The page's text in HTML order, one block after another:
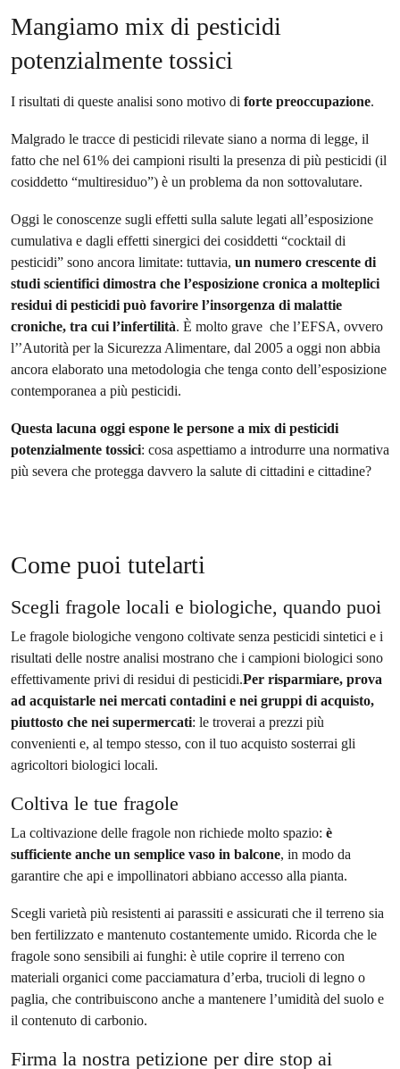
Mangiamo mix di pesticidi
potenzialmente tossici
I risultati di queste analisi sono motivo di forte preoccupazione.
Malgrado le tracce di pesticidi rilevate siano a norma di legge, il
fatto che nel 61% dei campioni risulti la presenza di più pesticidi (il
cosiddetto “multiresiduo”) è un problema da non sottovalutare.
Oggi le conoscenze sugli effetti sulla salute legati all’esposizione
cumulativa e dagli effetti sinergici dei cosiddetti “cocktail di
pesticidi” sono ancora limitate: tuttavia, un numero crescente di
studi scientifici dimostra che l’esposizione cronica a molteplici
residui di pesticidi può favorire l’insorgenza di malattie
croniche, tra cui l’infertilità. È molto grave che l’EFSA, ovvero
l’’Autorità per la Sicurezza Alimentare, dal 2005 a oggi non abbia
ancora elaborato una metodologia che tenga conto dell’esposizione
contemporanea a più pesticidi.
Questa lacuna oggi espone le persone a mix di pesticidi
potenzialmente tossici: cosa aspettiamo a introdurre una normativa
più severa che protegga davvero la salute di cittadini e cittadine?
Come puoi tutelarti
Scegli fragole locali e biologiche, quando puoi
Le fragole biologiche vengono coltivate senza pesticidi sintetici e i
risultati delle nostre analisi mostrano che i campioni biologici sono
effettivamente privi di residui di pesticidi.Per risparmiare, prova
ad acquistarle nei mercati contadini e nei gruppi di acquisto,
piuttosto che nei supermercati: le troverai a prezzi più
convenienti e, al tempo stesso, con il tuo acquisto sosterrai gli
agricoltori biologici locali.
Coltiva le tue fragole
La coltivazione delle fragole non richiede molto spazio: è
sufficiente anche un semplice vaso in balcone, in modo da
garantire che api e impollinatori abbiano accesso alla pianta.
Scegli varietà più resistenti ai parassiti e assicurati che il terreno sia
ben fertilizzato e mantenuto costantemente umido. Ricorda che le
fragole sono sensibili ai funghi: è utile coprire il terreno con
materiali organici come pacciamatura d’erba, trucioli di legno o
paglia, che contribuiscono anche a mantenere l’umidità del suolo e
il contenuto di carbonio.
Firma la nostra petizione per dire stop ai